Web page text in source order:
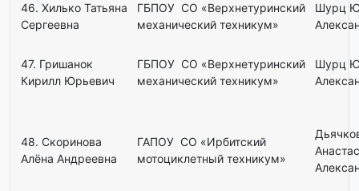
46. Хилько Татьяна
Сергеевна
ГБПОУ СО «Верхнетуринский
механический техникум»
Шурц
47. Гришанок
Кирилл Юрьевич
ГБПОУ СО «Верхнетуринский
механический техникум»
Шурц
48. Скоринова
Алёна Андреевна
ГАПОУ СО «Ирбитский
мотоциклетный техникум»